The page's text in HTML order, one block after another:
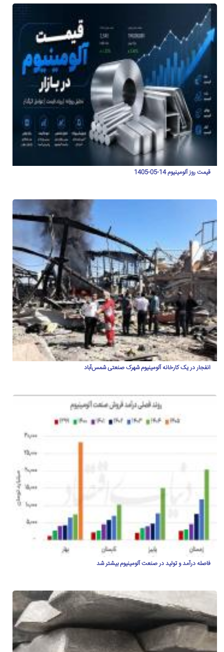
قیمت روز آلومینیوم 14-05-1405
انفجار در یک کارخانه آلومینیوم شهرک صنعتی شمس‌آباد
فاصله درآمد و تولید در صنعت آلومینیوم بیشتر شد